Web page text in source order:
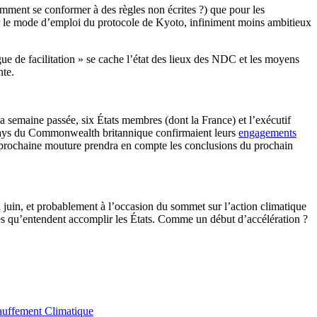
se conformer à des règles non écrites ?) que pour les
mode d’emploi du protocole de Kyoto, infiniment moins ambitieux
de facilitation » se cache l’état des lieux des NDC et les moyens
passée, six États membres (dont la France) et l’exécutif
du Commonwealth britannique confirmaient leurs engagements
mouture prendra en compte les conclusions du prochain
et probablement à l’occasion du sommet sur l’action climatique
accomplir les États. Comme un début d’accélération ?
Climatique